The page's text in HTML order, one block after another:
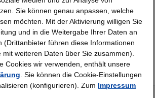
Faire Preise
Kostenlose Beratung
(04205) 635940
Sie können genau anpassen, welche
möchten. Mit der Aktivierung willigen Sie
und in die Weitergabe Ihrer Daten an
(Drittanbieter führen diese Informationen
mit weiteren Daten über Sie zusammen).
Cookies wir verwenden, enthält unsere
. Sie können die Cookie-Einstellungen
(konfigurieren). Zum Impressum